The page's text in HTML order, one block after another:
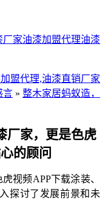
厂家油漆加盟代理油漆
言 » 整木家居蚂蚁造，
厂家，更是色虎
的顾问
视频APP下载涂装、
探讨了发展前景和未